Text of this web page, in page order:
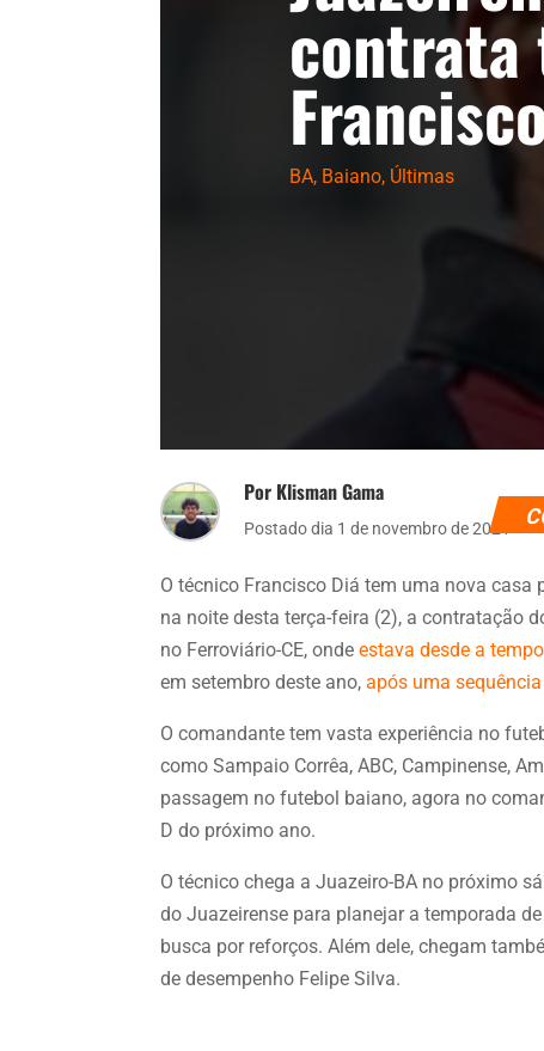
contrata
BA, Baiano, Últimas
Por Klisman Gama
Postado dia 1 de novembro de 2021
O técnico Francisco Diá tem uma nova casa
na noite desta terça-feira (2), a contratação
no Ferroviário-CE, ondeestava desde a
em setembro deste ano,após uma
O comandante tem vasta experiência no
como Sampaio Corrêa, ABC, Campinense,
passagem no futebol baiano, agora no
D do próximo ano.
O técnico chega a Juazeiro-BA no próximo
do Juazeirense para planejar a temporada
busca por reforços. Além dele, chegam
de desempenho Felipe Silva.